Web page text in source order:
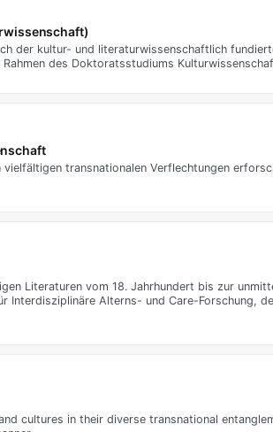
der kultur- und literaturwissenschaftlich
des Doktoratsstudiums
transnationalen Verflechtungen
Literaturen vom 18. Jahrhundert bis zur
Interdisziplinäre Alterns- und Care-Forschung,
cultures in their diverse transnational